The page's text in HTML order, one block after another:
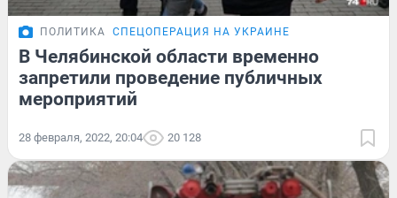
ПОЛИТИКА СПЕЦОПЕРАЦИЯ НА УКРАИНЕ
В Челябинской области временно
запретили проведение публичных
мероприятий
28 февраля, 2022, 20:04 20 128